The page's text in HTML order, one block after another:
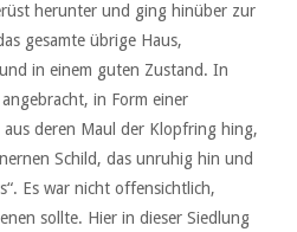
herunter und ging hinüber zur
gesamte übrige Haus,
in einem guten Zustand. In
in Form einer
deren Maul der Klopfring hing,
Schild, das unruhig hin und
Es war nicht offensichtlich,
sollte. Hier in dieser Siedlung